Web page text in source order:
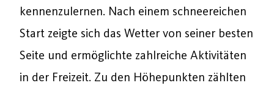
kennenzulernen. Nach einem schneereichen
Start zeigte sich das Wetter von seiner besten
Seite und ermöglichte zahlreiche Aktivitäten
in der Freizeit. Zu den Höhepunkten zählten